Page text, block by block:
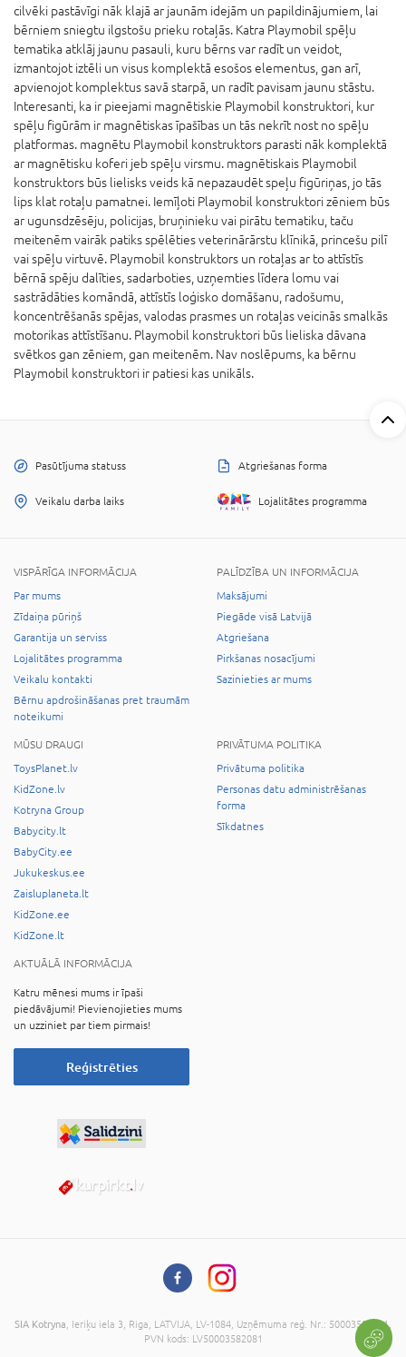
cilvēki pastāvīgi nāk klajā ar jaunām idejām un papildinājumiem, lai
bērniem sniegtu ilgstošu prieku rotaļās. Katra Playmobil spēļu
tematika atklāj jaunu pasauli, kuru bērns var radīt un veidot,
izmantojot iztēli un visus komplektā esošos elementus, gan arī,
apvienojot komplektus savā starpā, un radīt pavisam jaunu stāstu.
Interesanti, ka ir pieejami magnētiskie Playmobil konstruktori, kur
spēļu figūrām ir magnētiskas īpašības un tās nekrīt nost no spēļu
platformas. magnētu Playmobil konstruktors parasti nāk komplektā
ar magnētisku koferi jeb spēļu virsmu. magnētiskais Playmobil
konstruktors būs lielisks veids kā nepazaudēt speļu figūriņas, jo tās
lips klat rotaļu pamatnei. Iemīļoti Playmobil konstruktori zēniem būs
ar ugunsdzēsēju, policijas, bruņinieku vai pirātu tematiku, taču
meitenēm vairāk patiks spēlēties veterinārārstu klīnikā, princešu pilī
vai spēļu virtuvē. Playmobil konstruktors un rotaļas ar to attīstīs
bērnā spēju dalīties, sadarboties, uzņemties līdera lomu vai
sastrādāties komāndā, attīstīs loģisko domāšanu, radošumu,
koncentrēšanās spējas, valodas prasmes un rotaļas veicinās smalkās
motorikas attīstīšanu. Playmobil konstruktori būs lieliska dāvana
svētkos gan zēniem, gan meitenēm. Nav noslēpums, ka bērnu
Playmobil konstruktori ir patiesi kas unikāls.
Pasūtījuma statuss Atgriešanas forma
Veikalu darba laiks Lojalitātes programma
VISPĀRĪGA INFORMĀCIJA
Par mums
Zīdaiņa pūriņš
Garantija un serviss
Lojalitātes programma
Veikalu kontakti
Bērnu apdrošināšanas pret traumām
noteikumi
PALĪDZĪBA UN INFORMĀCIJA
Maksājumi
Piegāde visā Latvijā
Atgriešana
Pirkšanas nosacījumi
Sazinieties ar mums
MŪSU DRAUGI
ToysPlanet.lv
KidZone.lv
Kotryna Group
Babycity.lt
BabyCity.ee
Jukukeskus.ee
Zaisluplaneta.lt
KidZone.ee
KidZone.lt
PRIVĀTUMA POLITIKA
Privātuma politika
Personas datu administrēšanas
forma
Sīkdatnes
AKTUĀLĀ INFORMĀCIJA
Katru mēnesi mums ir īpaši
piedāvājumi! Pievienojieties mums
un uzziniet par tiem pirmais!
Reģistrēties
SIA Kotryna , Ieriķu iela 3, Riga, LATVIJA, LV-1084, Uzņēmuma reģ. Nr.: 50003582081,
PVN kods: LV50003582081